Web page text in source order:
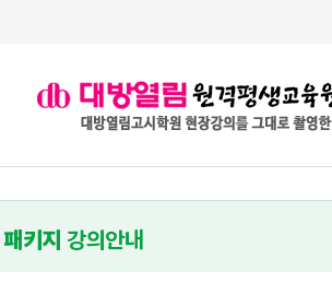
키지 강의안내